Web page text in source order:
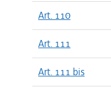
Art. 110
Art. 111
Art. 111 bis